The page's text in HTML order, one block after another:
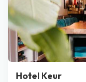
in Emmen, leef je
bezoek het
bijna Caribische
Hemelriek!
Hotel Keur